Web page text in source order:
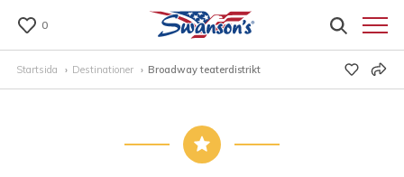
0
Startsida Destinationer Broadway teaterdistrikt